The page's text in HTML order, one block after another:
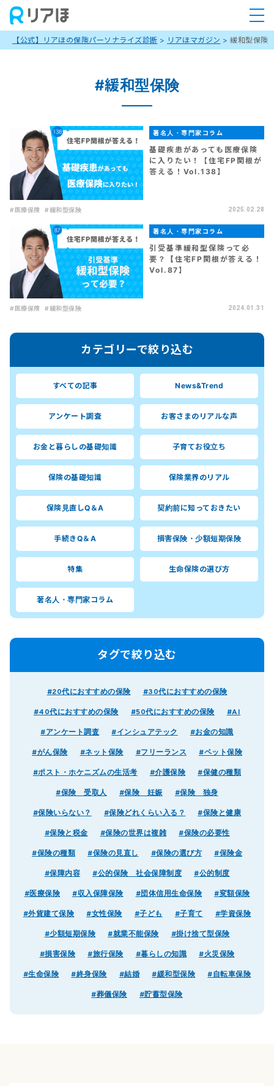
【公式】リアほの保険パーソナライズ診断 > リアほマガジン > 緩和型保険
#緩和型保険
著名人・専門家コラム
基礎疾患があっても医療保険
に入りたい！【住宅FP関根が
答える！Vol.138】
#医療保険 #緩和型保険 2025.02.28
著名人・専門家コラム
引受基準緩和型保険って必
要？【住宅FP関根が答える！
Vol.87】
#医療保険 #緩和型保険 2024.01.31
カテゴリーで絞り込む
すべての記事 News&Trend
アンケート調査 お客さまのリアルな声
お金と暮らしの基礎知識 子育てお役立ち
保険の基礎知識 保険業界のリアル
保険見直しQ＆A 契約前に知っておきたい
手続きQ＆A 損害保険・少額短期保険
特集 生命保険の選び方
著名人・専門家コラム
タグで絞り込む
#20代におすすめの保険 #30代におすすめの保険
#40代におすすめの保険 #50代におすすめの保険 #AI
#アンケート調査 #インシュアテック #お金の知識
#がん保険 #ネット保険 #フリーランス #ペット保険
#ポスト・ホケニズムの生活考 #介護保険 #保健の種類
#保険 受取人 #保険 妊娠 #保険 独身
#保険いらない？ #保険どれくらい入る？ #保険と健康
#保険と税金 #保険の世界は複雑 #保険の必要性
#保険の種類 #保険の見直し #保険の選び方 #保険金
#保障内容 #公的保険 社会保障制度 #公的制度
#医療保険 #収入保障保険 #団体信用生命保険 #変額保険
#外貨建て保険 #女性保険 #子ども #子育て #学資保険
#少額短期保険 #就業不能保険 #掛け捨て型保険
#損害保険 #旅行保険 #暮らしの知識 #火災保険
#生命保険 #終身保険 #結婚 #緩和型保険 #自転車保険
#葬儀保険 #貯蓄型保険